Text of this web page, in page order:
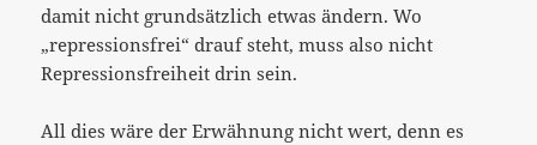
damit nicht grundsätzlich etwas ändern. Wo
„repressionsfrei“ drauf steht, muss also nicht
Repressionsfreiheit drin sein.
All dies wäre der Erwähnung nicht wert, denn es